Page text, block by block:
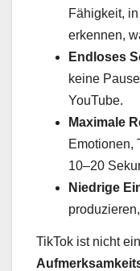
Fähigkeit,
erkennen,
Endloses
keine
YouTube.
Maximale
Emotionen,
10–20
Niedrige
TikTok ist nicht